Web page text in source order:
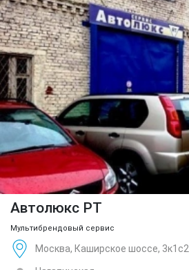
Автолюкс РТ
Мультибрендовый сервис
Москва, Каширское шоссе, 3к1с2